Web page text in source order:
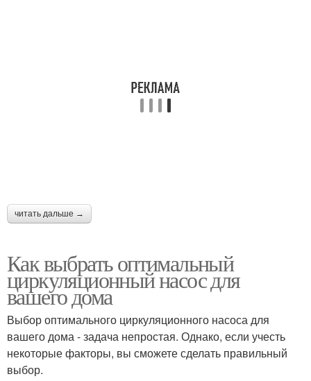
читать дальше →
Как выбрать оптимальный
циркуляционный насос для
вашего дома
Выбор оптимального циркуляционного насоса для
вашего дома - задача непростая. Однако, если учесть
некоторые факторы, вы сможете сделать правильный
выбор.